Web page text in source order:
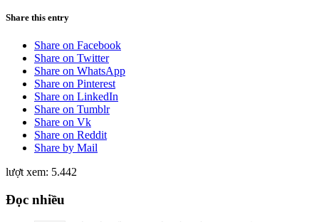
Share this entry
Share on Facebook
Share on Twitter
Share on WhatsApp
Share on Pinterest
Share on LinkedIn
Share on Tumblr
Share on Vk
Share on Reddit
Share by Mail
lượt xem: 5.442
Đọc nhiều